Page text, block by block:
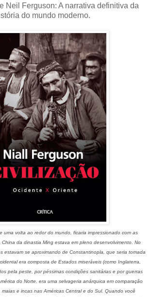
Neil Ferguson: A narrativa definitiva da
do mundo moderno.
uma volta ao redor do mundo, ficaria impressionado com as
China da dinastia Ming estava em pleno desenvolvimento. No
estavam se aproximando de Constantinopla, que seria tomada
era composta de Estados miseráveis (como Inglaterra,
pela peste, por péssimas condições sanitárias e por guerras
do Norte, era uma selvageria anárquica em comparação
maias e incas nas Américas Central e do Sul. Quando você